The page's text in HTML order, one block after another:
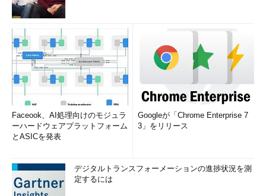
Faceook、AI処理向けのモジュラ
ーハードウェアプラットフォーム
とASICを発表
Googleが「Chrome Enterprise 7
3」をリリース
デジタルトランスフォーメーションの進捗状況を測
定するには